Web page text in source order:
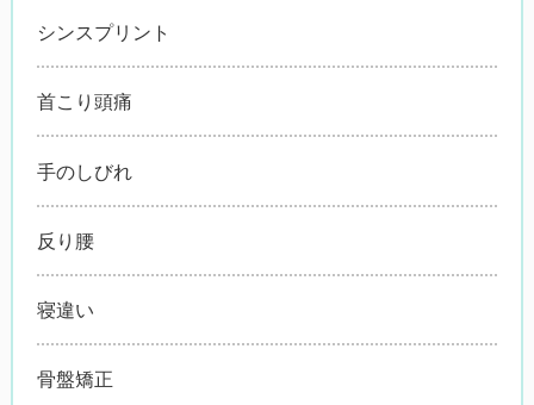
シンスプリント
首こり頭痛
手のしびれ
反り腰
寝違い
骨盤矯正